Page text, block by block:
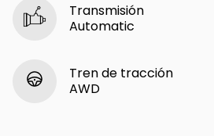
Transmisión
Automatic
Tren de tracción
AWD